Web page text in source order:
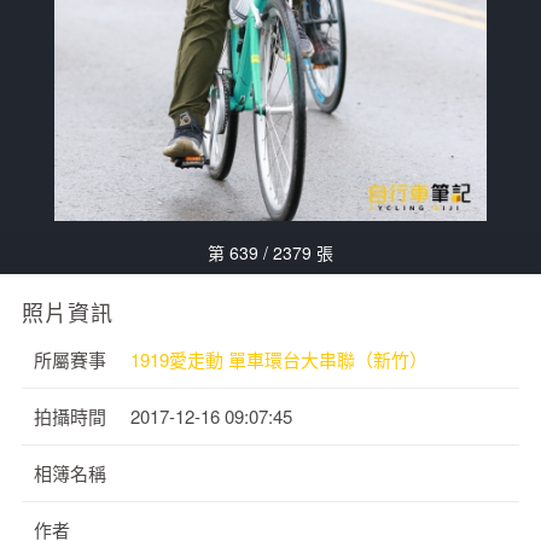
第 639 / 2379 張
照片資訊
所屬賽事 1919愛走動 單車環台大串聯（新竹）
拍攝時間 2017-12-16 09:07:45
相簿名稱
作者